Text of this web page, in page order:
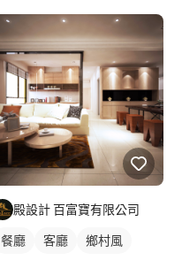
殿設計 百富寶有限公司
餐廳 客廳 鄉村風